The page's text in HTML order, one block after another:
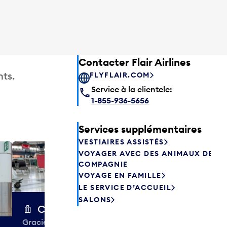
Chariots à bagages
Gracieuseté de la CIBC,
Excess
quelques
Contacter Flair Airlines
FLYFLAIR.COM
Service à la clientele:
1-855-936-5656
Services supplémentaires
VESTIAIRES ASSISTÉS
VOYAGER AVEC DES ANIMAUX DE
COMPAGNIE
VOYAGE EN FAMILLE
LE SERVICE D’ACCUEIL
SALONS